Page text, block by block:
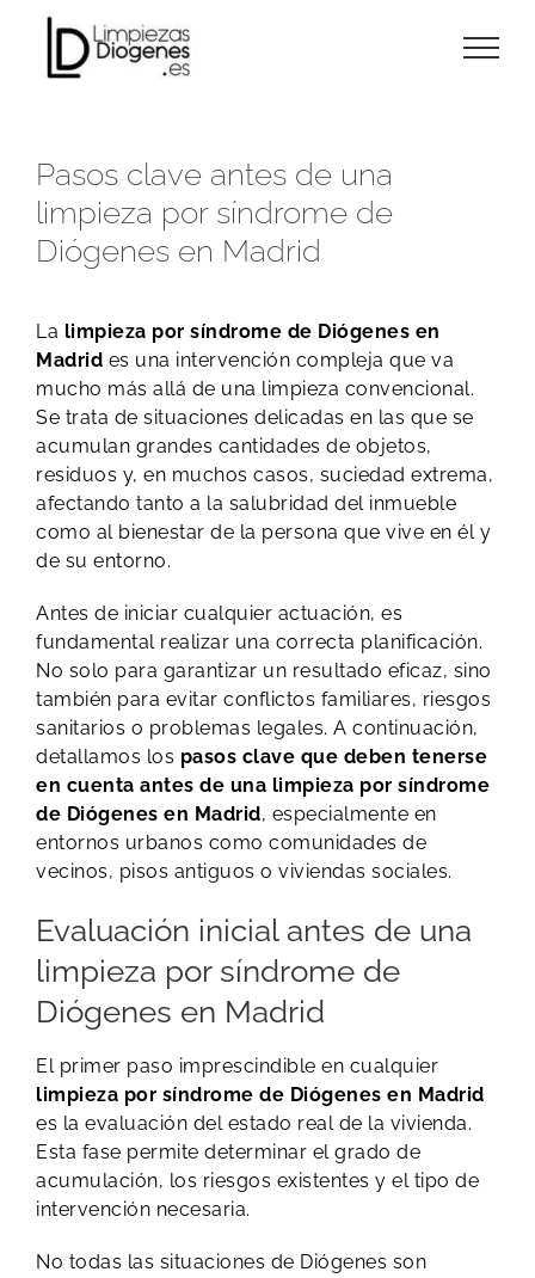
content
Pasos clave antes de una
limpieza por síndrome de
Diógenes en Madrid
La limpieza por síndrome de Diógenes en
Madrid es una intervención compleja que va
mucho más allá de una limpieza convencional.
Se trata de situaciones delicadas en las que se
acumulan grandes cantidades de objetos,
residuos y, en muchos casos, suciedad extrema,
afectando tanto a la salubridad del inmueble
como al bienestar de la persona que vive en él y
de su entorno.
Antes de iniciar cualquier actuación, es
fundamental realizar una correcta planificación.
No solo para garantizar un resultado eficaz, sino
también para evitar conflictos familiares, riesgos
sanitarios o problemas legales. A continuación,
detallamos los pasos clave que deben tenerse
en cuenta antes de una limpieza por síndrome
de Diógenes en Madrid, especialmente en
entornos urbanos como comunidades de
vecinos, pisos antiguos o viviendas sociales.
Evaluación inicial antes de una
limpieza por síndrome de
Diógenes en Madrid
El primer paso imprescindible en cualquier
limpieza por síndrome de Diógenes en Madrid
es la evaluación del estado real de la vivienda.
Esta fase permite determinar el grado de
acumulación, los riesgos existentes y el tipo de
intervención necesaria.
No todas las situaciones de Diógenes son